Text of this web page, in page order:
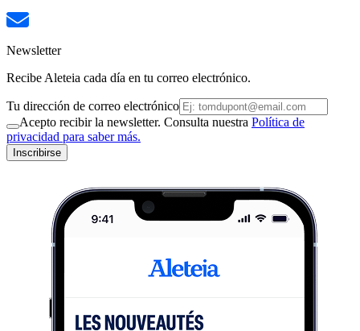
Newsletter
Recibe Aleteia cada día en tu correo electrónico.
Tu dirección de correo electrónico
Acepto recibir la newsletter. Consulta nuestra Política de
privacidad para saber más.
Inscribirse